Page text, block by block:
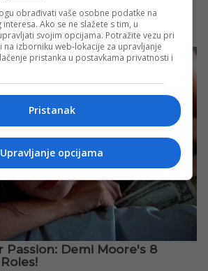
obrađivati vaše osobne podatke na
Ako se ne slažete s tim, u
svojim opcijama. Potražite vezu pri
na izborniku web-lokacije za upravljanje
pristanka u postavkama privatnosti i
Pristanak
Upravljanje opcijama